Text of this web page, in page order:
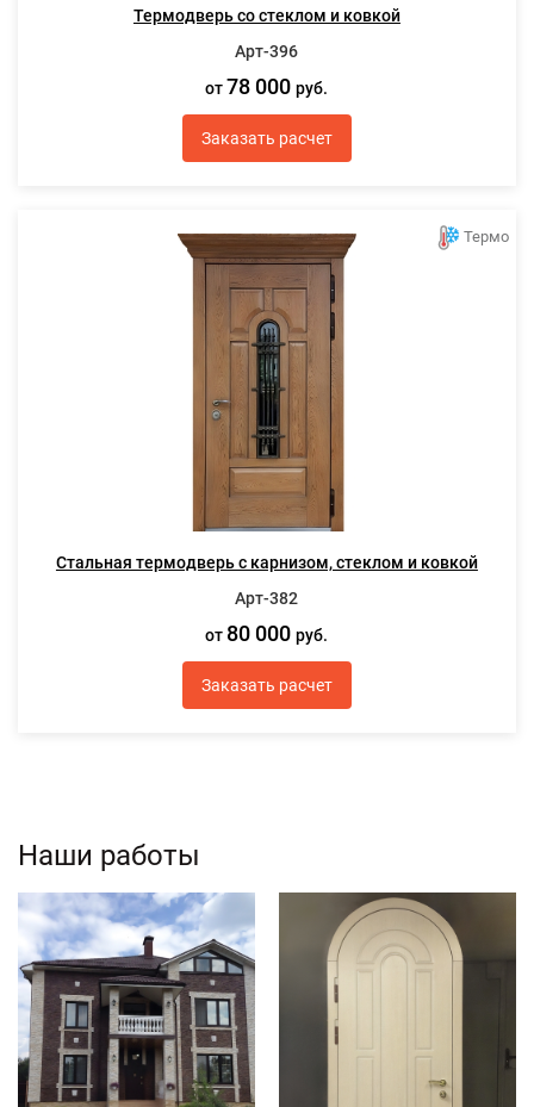
Термодверь со стеклом и ковкой
Арт-396
от 78 000руб.
Заказать расчет
Термо
Стальная термодверь с карнизом, стеклом и ковкой
Арт-382
от 80 000руб.
Заказать расчет
Наши работы